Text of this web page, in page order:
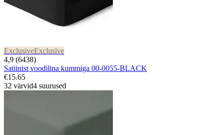
ExclusiveExclusive
4,9 (6438)
Satiinist voodilina kummiga 00-0055-BLACK
€15.65
32 värvid4 suurused